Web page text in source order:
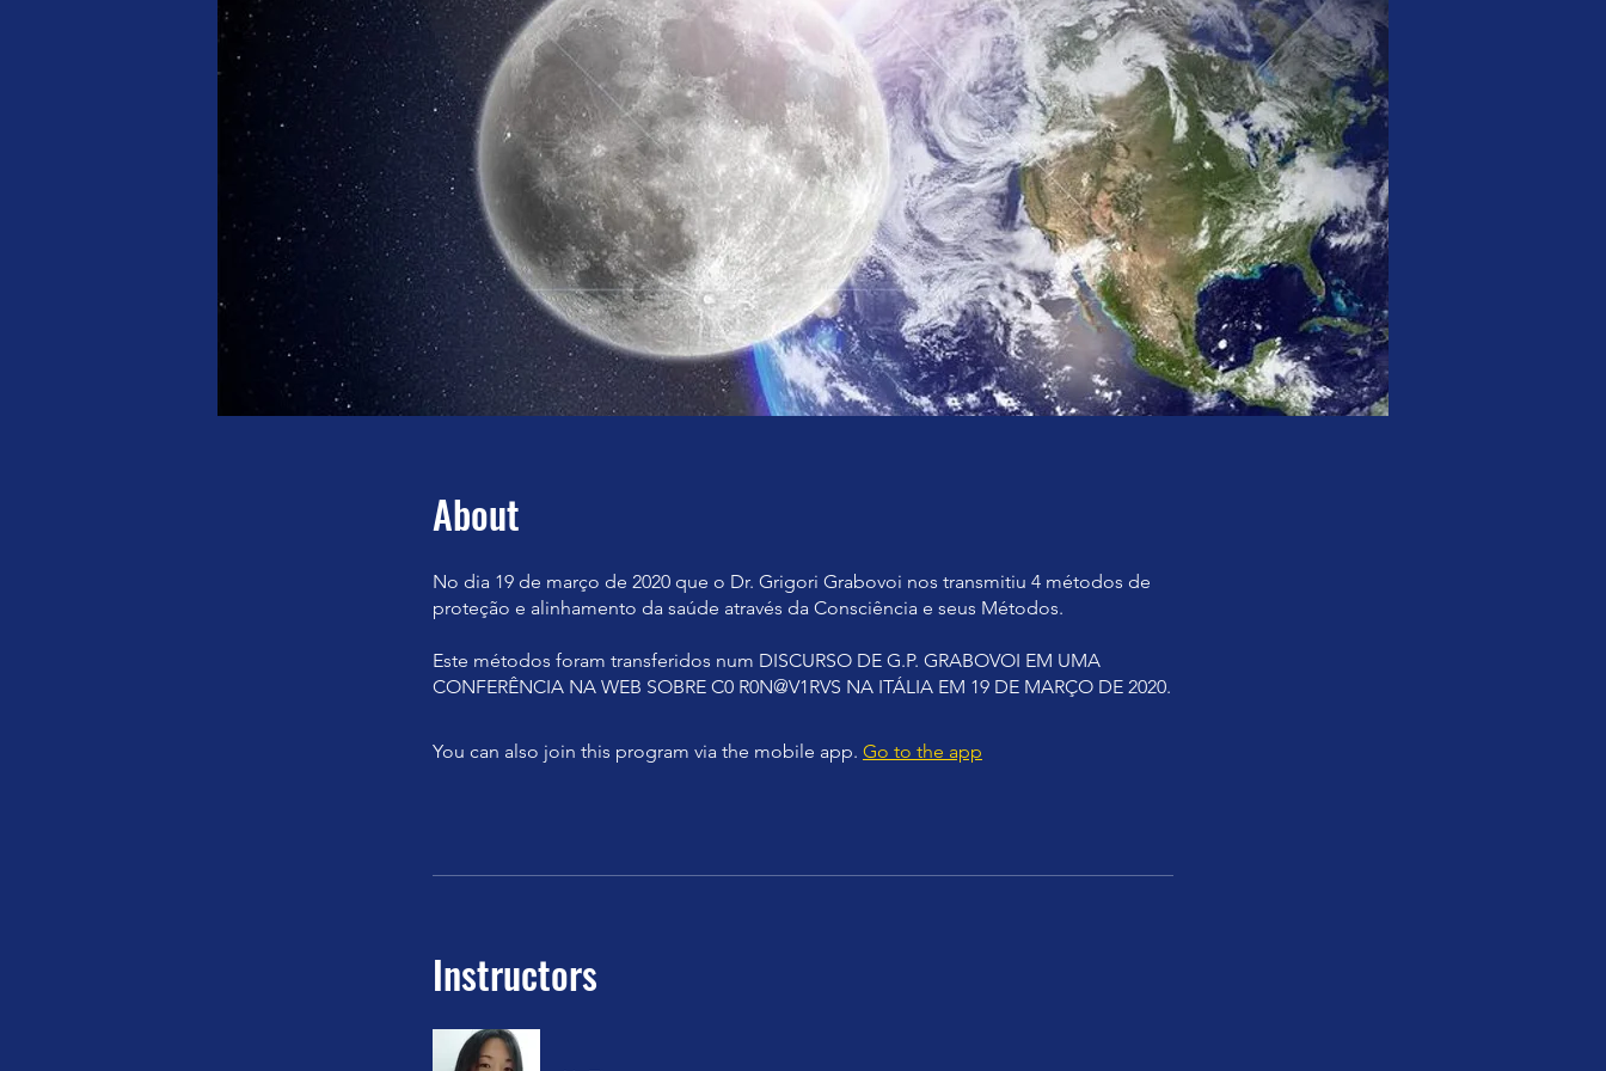
About
No dia 19 de março de 2020 que o Dr. Grigori Grabovoi nos transmitiu 4 métodos de
proteção e alinhamento da saúde através da Consciência e seus Métodos.
Este métodos foram transferidos num DISCURSO DE G.P. GRABOVOI EM UMA
CONFERÊNCIA NA WEB SOBRE C0 R0N@V1RVS NA ITÁLIA EM 19 DE MARÇO DE 2020.
You can also join this program via the mobile app. Go to the app
Instructors